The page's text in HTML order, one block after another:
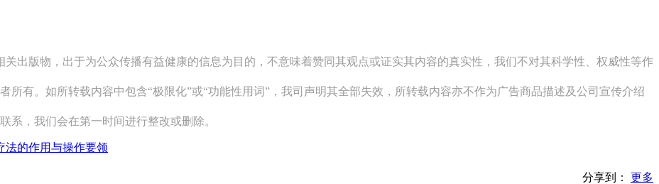
出版物，出于为公众传播有益健康的信息为目的，不意味着赞同其观点或证实其内容的真实性，我们不对其科学性、权威性等作
所有。如所转载内容中包含“极限化”或“功能性用词”，我司声明其全部失效，所转载内容亦不作为广告商品描述及公司宣传介绍
系，我们会在第一时间进行整改或删除。
法的作用与操作要领
分享到：
更多